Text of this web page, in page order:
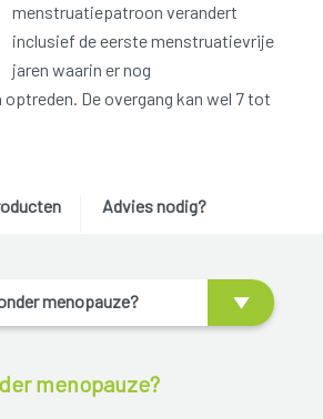
menstruatiepatroon verandert
inclusief de eerste menstruatievrije
jaren waarin er nog
De overgang kan wel 7 tot
Advies nodig?
menopauze?
menopauze?